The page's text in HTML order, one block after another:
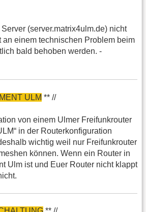
(server.matrix4ulm.de) nicht
an einem technischen Problem beim
bald behoben werden. -
ULM ** //
von einem Ulmer Freifunkrouter
in der Routerkonfiguration
wichtig weil nur Freifunkrouter
können. Wenn ein Router in
Ulm ist und Euer Router nicht klappt